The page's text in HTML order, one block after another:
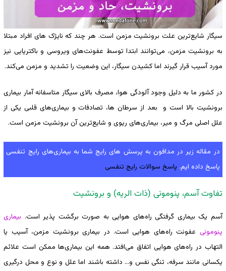
سیگار شایع‌ترین علت برونشیت مزمن است. هر چند که نایژک های افراد مبتلا
به برونشیت مزمن، می‌توانند ابتدا توسط عفونت‌های ویروسی و باکتریایی نیز
مورد آسیب قرار گیرند اما کشیدن سیگار، این وضعیت را تشدید و مزمن می‌کند.
در کشور ما به دلیل وجود آلودگی هوا، مصرف بالای سیگار متاسفانه آمار بیماری
برونشیت بالا است و بعد از سرطان ها، تصادفات و بیماری‌های قلبی یکی از
علل اصلی مرگ و میر، بیماری‌های ریوی و شایع‌ترین آن برونشیت مزمن است.
در مقاله زیر در مدافون به پرسش های رایج شما به بیماری‌های رایج تنفسی
پاسخ داده ایم. پاسخ سوالات رایج تنفسی
تفاوت آسم، پنومونی (ذات الریه) و برونشیت
آسم یک بیماری گرفتگی راه‌های هوایی به صورت برگشت پذیر است. بیماری
پنومونی عفونت راه‌های هوایی است. در بیماری برونشیت مزمن، آسیب یا
التهاب در راه‌های هوایی اتفاق می‌افتد. همه این بیماری‌ها ممکن است علائم
یکسانی مانند سرفه، تنگی نفس و… داشته باشند اما علل و نوع و محل درگیری